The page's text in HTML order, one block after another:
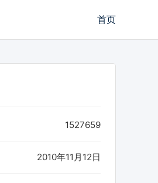
首页
1527659
2010年11月12日